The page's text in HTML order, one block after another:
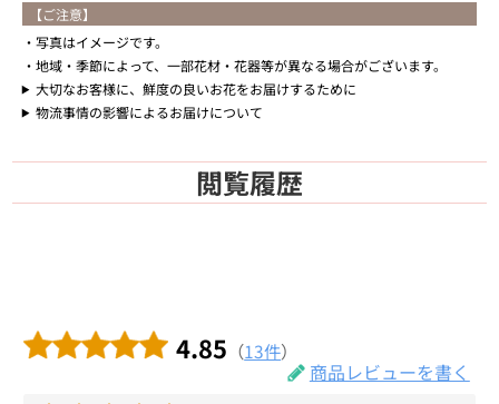
【ご注意】
写真はイメージです。
地域・季節によって、一部花材・花器等が異なる場合がございます。
大切なお客様に、鮮度の良いお花をお届けするために
物流事情の影響によるお届けについて
閲覧履歴
4.85 （13件）
商品レビューを書く